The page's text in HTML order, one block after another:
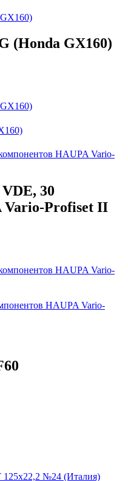
(Honda GX160)
30
Vario-Profiset II
HAUPA Vario-